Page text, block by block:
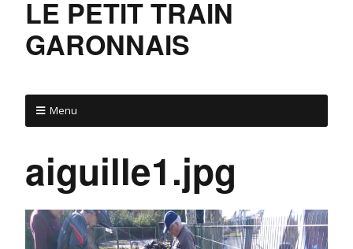
LE PETIT TRAIN
GARONNAIS
Menu
aiguille1.jpg